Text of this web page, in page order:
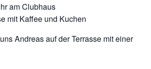
am Clubhaus
mit Kaffee und Kuchen
Andreas auf der Terrasse mit einer